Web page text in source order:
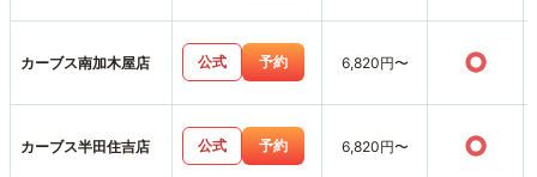
カーブス南加木屋店 公式 予約 6,820円〜 ○
カーブス半田住吉店 公式 予約 6,820円〜 ○